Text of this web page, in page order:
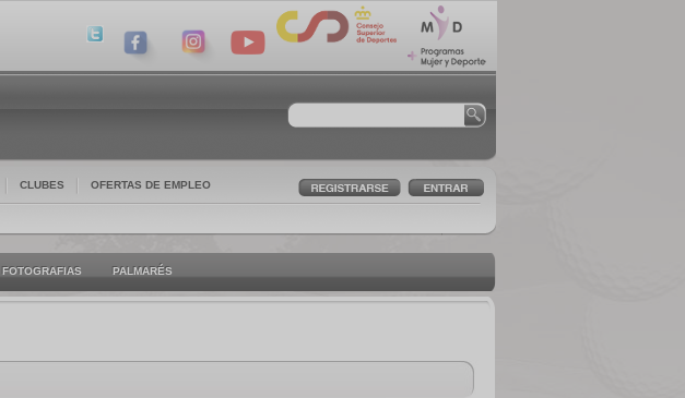
CLUBES OFERTAS DE EMPLEO
FOTOGRAFIAS PALMARÉS